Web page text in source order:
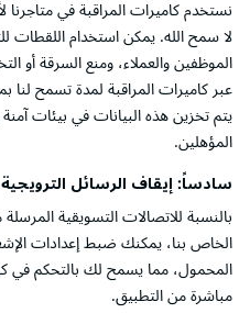
نستخدم كاميرات المراقبة في
لا سمح الله. يمكن استخدام
الموظفين والعملاء، ومنع السرقة أو
عبر كاميرات المراقبة لمدة تسمح
يتم تخزين هذه البيانات في بيئات
المؤهلين.
سادساً: إيقاف الرسائل
بالنسبة للاتصالات التسويقية
الخاص بنا، يمكنك ضبط إعدادات
المحمول، مما يسمح لك بالتحكم في
مباشرة من التطبيق.